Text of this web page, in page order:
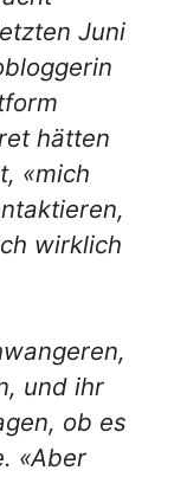
Juni
hätten
«mich
wirklich
und ihr
ob es
«Aber